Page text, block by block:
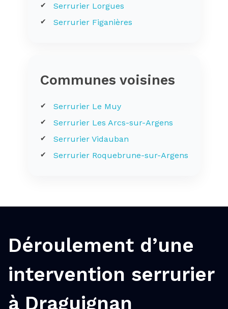
Serrurier Lorgues
Serrurier Figanières
Communes voisines
Serrurier Le Muy
Serrurier Les Arcs-sur-Argens
Serrurier Vidauban
Serrurier Roquebrune-sur-Argens
Déroulement d’une
intervention serrurier
à Draguignan